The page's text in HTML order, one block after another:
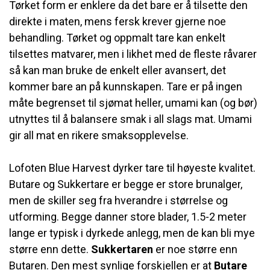
Tørket form er enklere da det bare er å tilsette den
direkte i maten, mens fersk krever gjerne noe
behandling. Tørket og oppmalt tare kan enkelt
tilsettes matvarer, men i likhet med de fleste råvarer
så kan man bruke de enkelt eller avansert, det
kommer bare an på kunnskapen. Tare er på ingen
måte begrenset til sjømat heller, umami kan (og bør)
utnyttes til å balansere smak i all slags mat. Umami
gir all mat en rikere smaksopplevelse.
Lofoten Blue Harvest dyrker tare til høyeste kvalitet.
Butare og Sukkertare er begge er store brunalger,
men de skiller seg fra hverandre i størrelse og
utforming. Begge danner store blader, 1.5-2 meter
lange er typisk i dyrkede anlegg, men de kan bli mye
større enn dette. Sukkertaren er noe større enn
Butaren. Den mest synlige forskjellen er at Butare